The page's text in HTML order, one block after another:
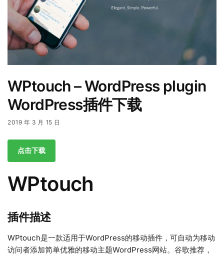
WPtouch – WordPress plugin
WordPress插件下载
2019 年 3 月 15 日
点击下载
WPtouch
插件描述
WPtouch是一款适用于WordPress的移动插件，可自动为移动
访问者添加简单优雅的移动主题WordPress网站。谷歌推荐，